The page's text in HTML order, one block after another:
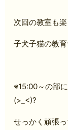
次回の教室も
子犬子猫の教
※15:00～の部
(>_<)?
せっかく頑張